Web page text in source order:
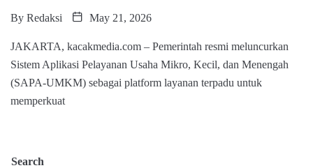
By Redaksi May 21, 2026
JAKARTA, kacakmedia.com – Pemerintah resmi meluncurkan
Sistem Aplikasi Pelayanan Usaha Mikro, Kecil, dan Menengah
(SAPA-UMKM) sebagai platform layanan terpadu untuk
memperkuat
Search